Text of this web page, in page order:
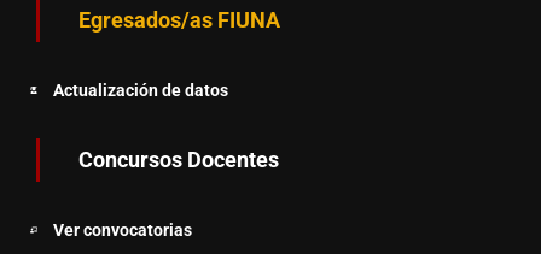
Egresados/as FIUNA
Actualización de datos
Concursos Docentes
Ver convocatorias